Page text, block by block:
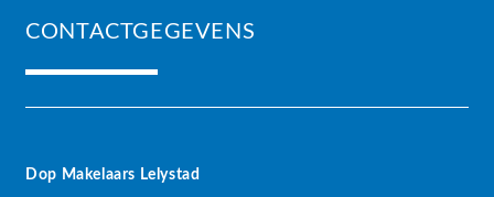
CONTACTGEGEVENS
Dop Makelaars Lelystad